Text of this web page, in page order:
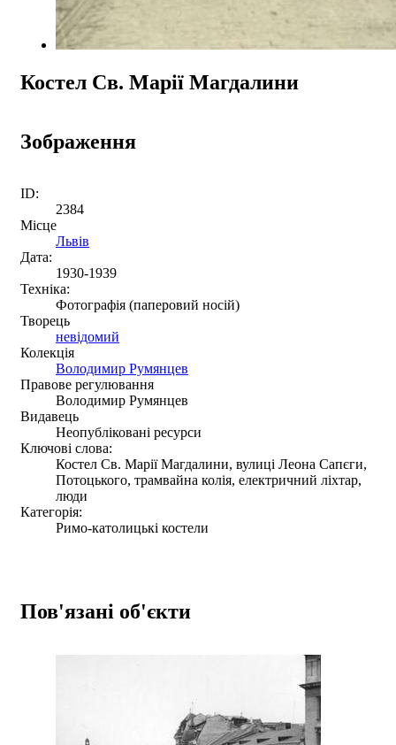
Костел Св. Марії Магдалини
Зображення
ID:
2384
Місце
Львів
Дата:
1930-1939
Техніка:
Фотографія (паперовий носій)
Творець
невідомий
Колекція
Володимир Румянцев
Правове регулювання
Володимир Румянцев
Видавець
Неопубліковані ресурси
Ключові слова:
Костел Св. Марії Магдалини, вулиці Леона Сапєги,
Потоцького, трамвайна колія, електричний ліхтар,
люди
Категорія:
Римо-католицькі костели
Пов'язані об'єкти